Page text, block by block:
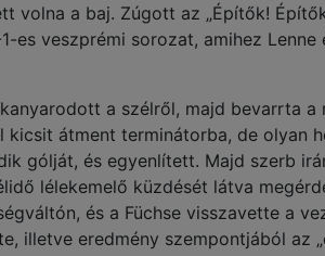
a baj. Zúgott az „Építők!
veszprémi sorozat, amihez Lenne
a szélről, majd bevarrta
kicsit átment terminátorba, de olyan
gólját, és egyenlített. Majd szerb
lélekemelő küzdését látva
és a Füchse visszavette a
illetve eredmény szempontjából az